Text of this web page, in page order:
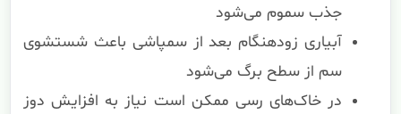
جذب سموم می‌شود
آبیاری زودهنگام بعد از سمپاشی باعث شستشوی
سم از سطح برگ می‌شود
در خاک‌های رسی ممکن است نیاز به افزایش دوز